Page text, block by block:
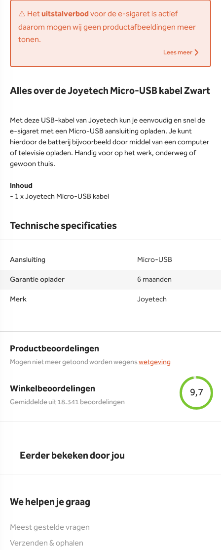
⚠️ Hetuitstalverbodvoor de e-sigaret is actief
daarom mogen wij geen productafbeeldingen meer
tonen.
Lees meer
Alles over de Joyetech Micro-USB kabel Zwart
Met deze USB-kabel van Joyetech kun je eenvoudig en snel de
e-sigaret met een Micro-USB aansluiting opladen. Je kunt
hierdoor de batterij bijvoorbeeld door middel van een computer
of televisie opladen. Handig voor op het werk, onderweg of
gewoon thuis.
Inhoud
- 1 x Joyetech Micro-USB kabel
Technische specificaties
Aansluiting
Micro-USB
Garantie oplader
6 maanden
Merk
Joyetech
Productbeoordelingen
Mogen niet meer getoond worden wegenswetgeving
Winkelbeoordelingen
Gemiddelde uit 18.341 beoordelingen
9,7
Eerder bekeken door jou
We helpen je graag
Meest gestelde vragen
Verzenden & ophalen